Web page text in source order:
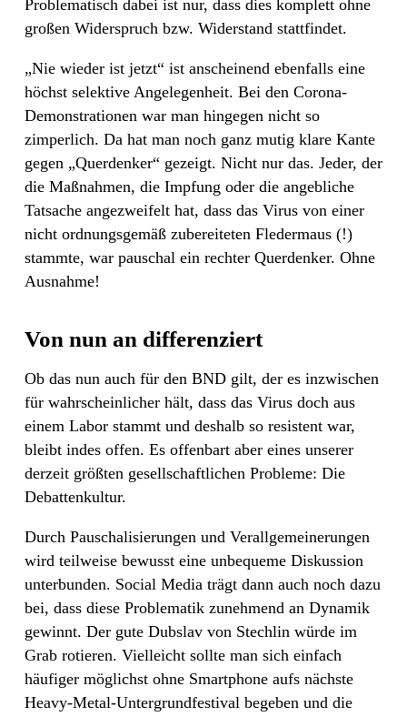
Problematisch dabei ist nur, dass dies komplett ohne
großen Widerspruch bzw. Widerstand stattfindet.
„Nie wieder ist jetzt“ ist anscheinend ebenfalls eine
höchst selektive Angelegenheit. Bei den Corona-
Demonstrationen war man hingegen nicht so
zimperlich. Da hat man noch ganz mutig klare Kante
gegen „Querdenker“ gezeigt. Nicht nur das. Jeder, der
die Maßnahmen, die Impfung oder die angebliche
Tatsache angezweifelt hat, dass das Virus von einer
nicht ordnungsgemäß zubereiteten Fledermaus (!)
stammte, war pauschal ein rechter Querdenker. Ohne
Ausnahme!
Von nun an differenziert
Ob das nun auch für den BND gilt, der es inzwischen
für wahrscheinlicher hält, dass das Virus doch aus
einem Labor stammt und deshalb so resistent war,
bleibt indes offen. Es offenbart aber eines unserer
derzeit größten gesellschaftlichen Probleme: Die
Debattenkultur.
Durch Pauschalisierungen und Verallgemeinerungen
wird teilweise bewusst eine unbequeme Diskussion
unterbunden. Social Media trägt dann auch noch dazu
bei, dass diese Problematik zunehmend an Dynamik
gewinnt. Der gute Dubslav von Stechlin würde im
Grab rotieren. Vielleicht sollte man sich einfach
häufiger möglichst ohne Smartphone aufs nächste
Heavy-Metal-Untergrundfestival begeben und die